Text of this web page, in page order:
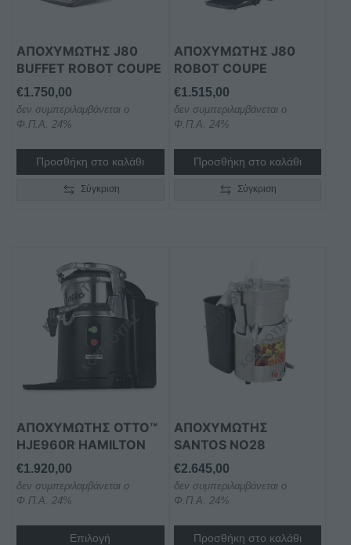
ΑΠΟΧΥΜΩΤΉΣ J80
BUFFET ROBOT COUPE
€1.750,00
δεν συμπεριλαμβάνεται ο
Φ.Π.Α. 24%
Προσθήκη στο καλάθι
Σύγκριση
ΑΠΟΧΥΜΩΤΉΣ J80
ROBOT COUPE
€1.515,00
δεν συμπεριλαμβάνεται ο
Φ.Π.Α. 24%
Προσθήκη στο καλάθι
Σύγκριση
ΑΠΟΧΥΜΩΤΉΣ OTTO™
HJE960R HAMILTON
€1.920,00
δεν συμπεριλαμβάνεται ο
Φ.Π.Α. 24%
Επιλογή
ΑΠΟΧΥΜΩΤΉΣ
SANTOS NO28
€2.645,00
δεν συμπεριλαμβάνεται ο
Φ.Π.Α. 24%
Προσθήκη στο καλάθι